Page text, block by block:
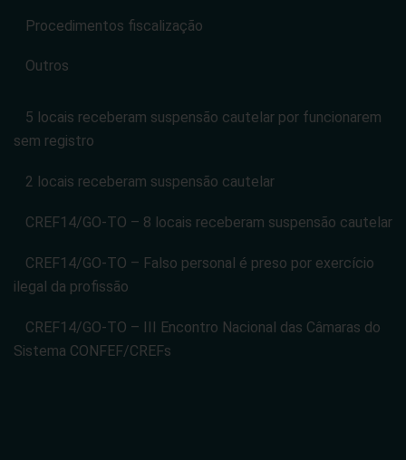
Procedimentos fiscalização
Outros
5 locais receberam suspensão cautelar por funcionarem
sem registro
2 locais receberam suspensão cautelar
CREF14/GO-TO – 8 locais receberam suspensão cautelar
CREF14/GO-TO – Falso personal é preso por exercício
ilegal da profissão
CREF14/GO-TO – III Encontro Nacional das Câmaras do
Sistema CONFEF/CREFs